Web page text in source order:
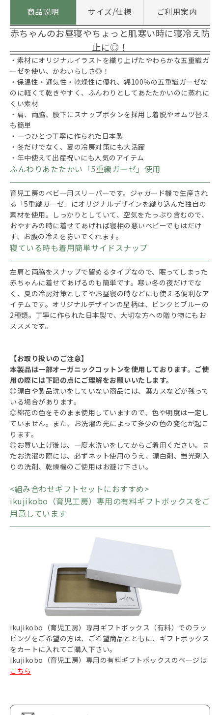
商品説明 サイズ/仕様 ご利用案内
赤ちゃんのお昼寝やちょっと肌寒い時に寝冷え防
止に◎！
・素材にオリジナルイラストを織り上げたやわらかな五重織ガ
ーゼを使い、かわいらしさ◎！
・保温性・通気性・乾燥性に優れ、綿100％の五重織ガーゼな
のに軽くて乾きやすく、ふんわりとしてあたたかいのに蒸れに
くい素材
・肩、両脇、股下にスナップボタンを採用し着脱やオムツ替え
も簡単
・一つひとつ丁寧に作られた日本製
・冬だけでなく、夏の冷房対策にも大活躍
・年中使えて出産祝いにも人気のアイテム
ふんわりあたたかい「5重織ガーゼ」使用
育児工房のベビー用スリーパーです。ジャガード機で生産され
る「5重織ガーゼ」にオリジナルデザインを織り込んだ独自の
素材を使用。しっかりとしていて、空気をたっぷり含むので、
おやすみの時に着せてあげれば寝相の悪いベビーでもはだけ
ず、お腹の冷えを防いでくれます。
寝ている時も着用簡単サイドスナップ
左肩と両脇をスナップで留めるタイプなので、眠ってしまった
赤ちゃんに着せてあげるのも簡単です。寒い冬の夜だけでな
く、夏の冷房対策としてやお昼寝の時などにも使える便利なア
イテムです。オリジナルデザインの星柄は、ピンクとブルーの
2種類。丁寧に作られた日本製で、大切な方への贈り物にもお
ススメです。
【お取り扱いのご注意】
本製品は一部オーガニックコットンを使用しております。ご使
用の際には下記の点にご理解をお願いいたします。
◎漂白や製品洗いをしていない商品には、葉カスなどが残って
いる場合があります。
◎綿花の色をそのまま使用していますので、色や明度は一定し
ていません。また、お洗濯の光によって多少の色の変化が起こ
ります。
◎お買い上げ後は、一度水洗いをしてからご着用ください。ま
たお洗濯の際には、必ずネット使用のうえ、漂白剤、蛍光剤入
りの洗剤、乾燥機のご使用はお避け下さい。
<組み合わせギフトセットにおすすめ>
ikujikobo（育児工房）専用の有料ギフトボックスをご
用意しています
ikujikobo（育児工房）専用ギフトボックス（有料）でのラッ
ピングをご希望の方は、ご希望商品とともに、ギフトボックス
をカートに入れてご購入下さい。
ikujikobo（育児工房）専用の有料ギフトボックスのページは
こちら